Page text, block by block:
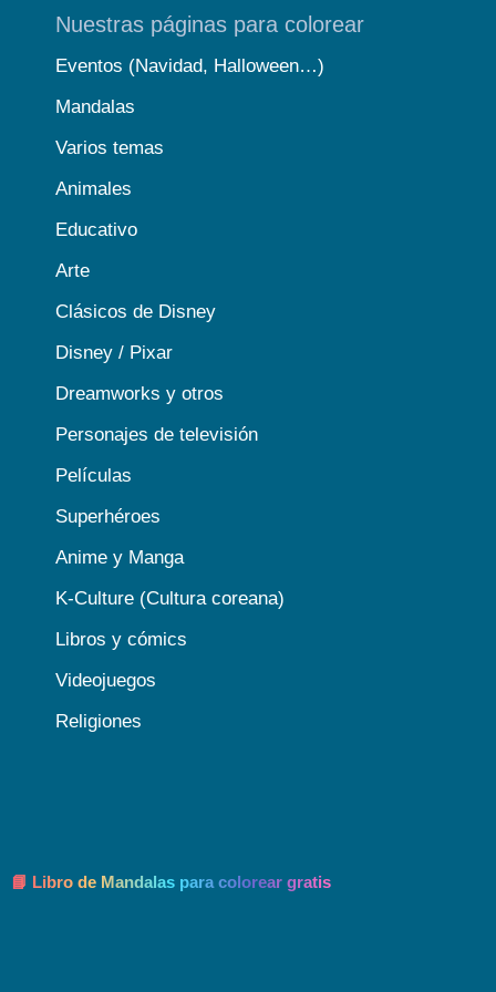
Nuestras páginas para colorear
Eventos (Navidad, Halloween…)
Mandalas
Varios temas
Animales
Educativo
Arte
Clásicos de Disney
Disney / Pixar
Dreamworks y otros
Personajes de televisión
Películas
Superhéroes
Anime y Manga
K-Culture (Cultura coreana)
Libros y cómics
Videojuegos
Religiones
📘 Libro de Mandalas para colorear gratis